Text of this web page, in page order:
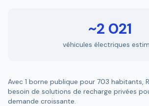
~2 021
véhicules électriques
Avec 1 borne publique pour 703 habitants,
besoin de solutions de recharge privées
demande croissante.